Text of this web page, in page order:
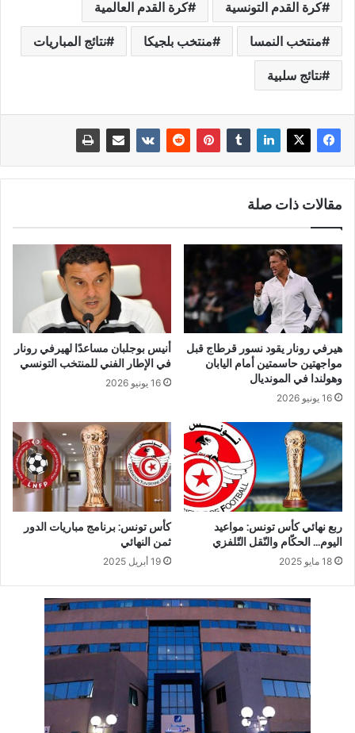
كرة القدم التونسية كرة القدم العالمية
منتخب النمسا منتخب بلجيكا نتائج المباريات
نتائج سلبية
مقالات ذات صلة
هيرفي رونار يقود نسور قرطاج قبل
مواجهتين حاسمتين أمام اليابان
وهولندا في المونديال
16 يونيو 2026
أنيس بوجلبان مساعدًا لهيرفي رونار
في الإطار الفني للمنتخب التونسي
16 يونيو 2026
ربع نهائي كأس تونس: مواعيد
اليوم… الحكّام والنّقل التّلفزي
18 مايو 2025
كأس تونس: برنامج مباريات الدور
ثمن النهائي
19 أبريل 2025